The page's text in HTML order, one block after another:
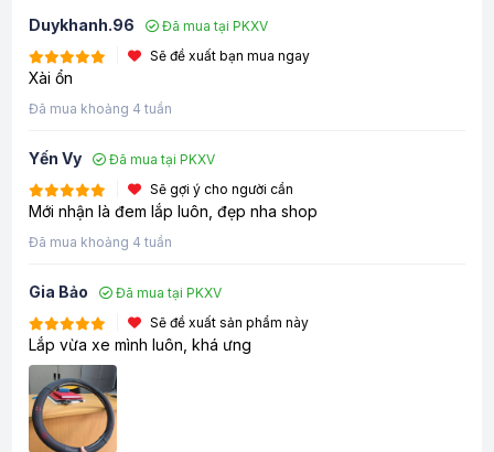
Duykhanh.96
Đã mua tại PKXV
Sẽ đề xuất bạn mua ngay
Xài ổn
Đã mua khoảng 4 tuần
Yến Vy
Đã mua tại PKXV
Sẽ gợi ý cho người cần
Mới nhận là đem lắp luôn, đẹp nha shop
Đã mua khoảng 4 tuần
Gia Bảo
Đã mua tại PKXV
Sẽ đề xuất sản phẩm này
Lắp vừa xe mình luôn, khá ưng